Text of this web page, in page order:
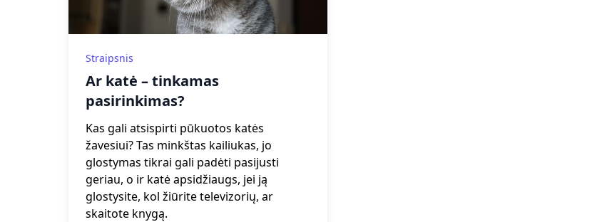
Straipsnis
Ar katė – tinkamas
pasirinkimas?
Kas gali atsispirti pūkuotos katės
žavesiui? Tas minkštas kailiukas, jo
glostymas tikrai gali padėti pasijusti
geriau, o ir katė apsidžiaugs, jei ją
glostysite, kol žiūrite televizorių, ar
skaitote knygą.